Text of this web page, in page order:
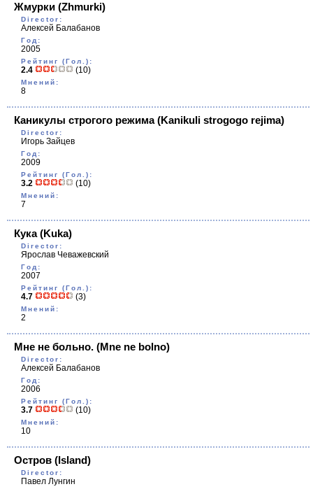
Жмурки (Zhmurki)
Director:
Алексей Балабанов
Год:
2005
Рейтинг (Гол.):
2.4 (10)
Мнений:
8
Каникулы строгого режима(Kanikuli strogogo rejima)
Director:
Игорь Зайцев
Год:
2009
Рейтинг (Гол.):
3.2 (10)
Мнений:
7
Кука(Kuka)
Director:
Ярослав Чеважевский
Год:
2007
Рейтинг (Гол.):
4.7 (3)
Мнений:
2
Мне не больно. (Mne ne bolno)
Director:
Алексей Балабанов
Год:
2006
Рейтинг (Гол.):
3.7 (10)
Мнений:
10
Остров (Island)
Director:
Павел Лунгин